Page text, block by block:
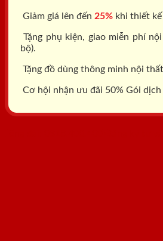
Giảm giá lên đến 25% khi thiết
Tặng phụ kiện, giao miễn phí
bộ).
Tặng đồ dùng thông minh nội
Cơ hội nhận ưu đãi 50% Gói dịch